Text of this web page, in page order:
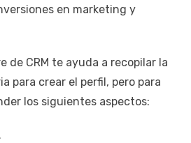
en marketing y
de CRM te ayuda a recopilar la
para crear el perfil, pero para
los siguientes aspectos: